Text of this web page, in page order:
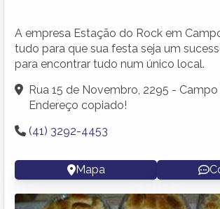
A empresa Estação do Rock em
tudo para que sua festa seja um
para encontrar tudo num único local.
Rua 15 de Novembro, 2295 -
Endereço copiado!
(41) 3292-4453
Mapa